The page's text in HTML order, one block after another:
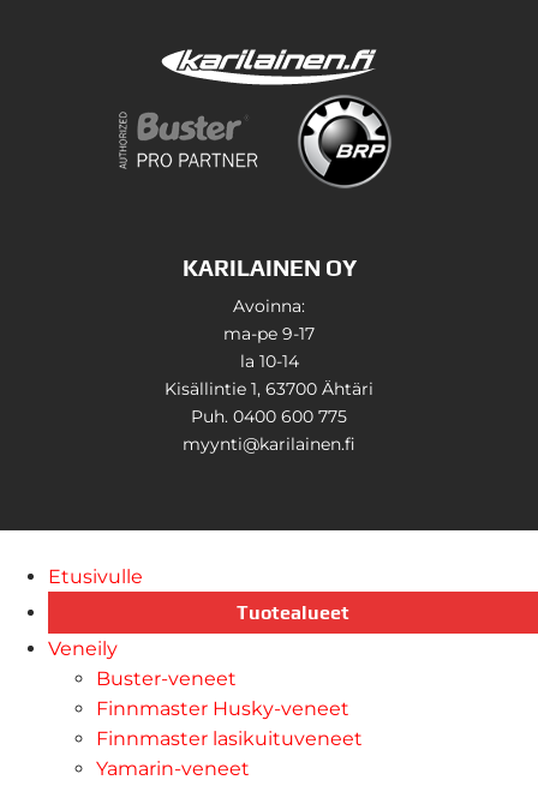
KARILAINEN OY
Avoinna:
ma-pe 9-17
la 10-14
Kisällintie 1, 63700 Ähtäri
Puh. 0400 600 775
myynti@karilainen.fi
Etusivulle
Tuotealueet
Veneily
Buster-veneet
Finnmaster Husky-veneet
Finnmaster lasikuituveneet
Yamarin-veneet